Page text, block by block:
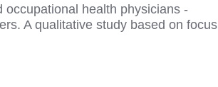
occupational health physicians -
A qualitative study based on focus